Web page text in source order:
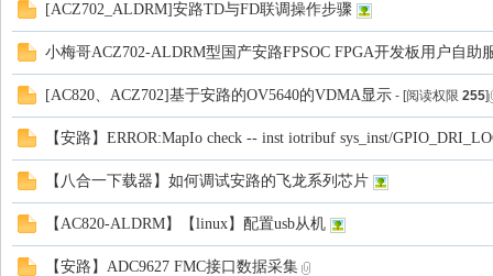
恒
[ACZ702_ALDRM]安路TD与FD联调操作步骤
小梅哥ACZ702-ALDRM型国产安路FPSOC FPGA开发板用户自助
[AC820、ACZ702]基于安路的OV5640的VDMA显示 - [阅读权限 255]
【安路】ERROR:MapIo check -- inst iotribuf sys_inst/
【八合一下载器】如何调试安路的飞龙系列芯片
【AC820-ALDRM】【linux】配置usb从机
【安路】ADC9627 FMC接口数据采集